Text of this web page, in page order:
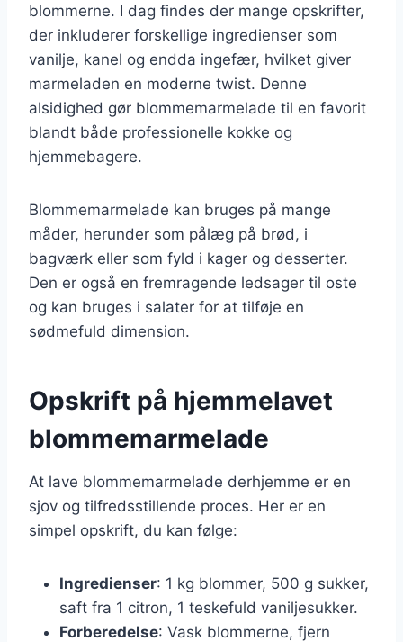
blommerne. I dag findes der mange opskrifter,
der inkluderer forskellige ingredienser som
vanilje, kanel og endda ingefær, hvilket giver
marmeladen en moderne twist. Denne
alsidighed gør blommemarmelade til en favorit
blandt både professionelle kokke og
hjemmebagere.
Blommemarmelade kan bruges på mange
måder, herunder som pålæg på brød, i
bagværk eller som fyld i kager og desserter.
Den er også en fremragende ledsager til oste
og kan bruges i salater for at tilføje en
sødmefuld dimension.
Opskrift på hjemmelavet
blommemarmelade
At lave blommemarmelade derhjemme er en
sjov og tilfredsstillende proces. Her er en
simpel opskrift, du kan følge:
Ingredienser: 1 kg blommer, 500 g sukker,
saft fra 1 citron, 1 teskefuld vaniljesukker.
Forberedelse: Vask blommerne, fjern